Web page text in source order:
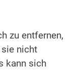
zu entfernen,
nicht
kann sich